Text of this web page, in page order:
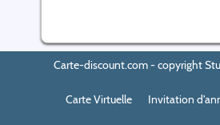
Carte-discount.com - copyright
Carte Virtuelle Invitation